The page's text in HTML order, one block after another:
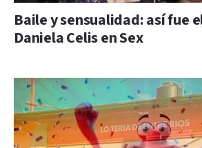
Baile y sensualidad: así fue
Daniela Celis en Sex